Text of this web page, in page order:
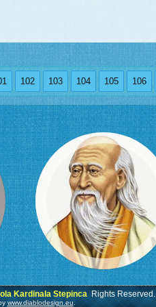
102 103 104 105 106
Kardinala StepincaRights Reserved.
www.diablodesign.eu.